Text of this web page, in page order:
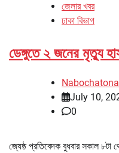
জেলার খবর
ঢাকা বিভাগ
ডেঙ্গুতে ২ জনের মৃত্যু
July 10,
0
জ্যেষ্ঠ প্রতিবেদক বুধবার সকাল ৮টা